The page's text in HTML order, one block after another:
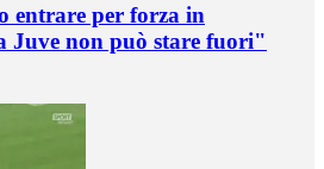
entrare per forza in
Juve non può stare fuori"